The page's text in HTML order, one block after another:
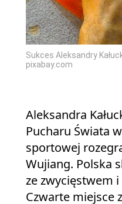
Sukces Aleksandry
pixabay.com
Aleksandra
Pucharu Świata
sportowej
Wujiang. Polska
ze zwycięstwem
Czwarte miejsce